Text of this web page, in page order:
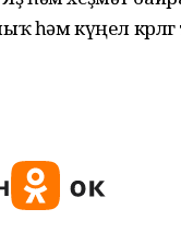
күңел көрлөгө